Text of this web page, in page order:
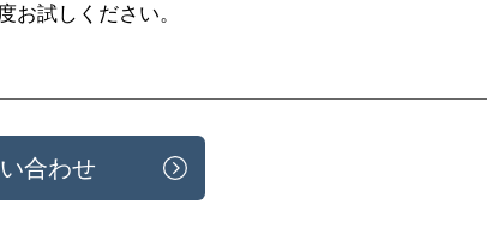
お試しください。
合わせ